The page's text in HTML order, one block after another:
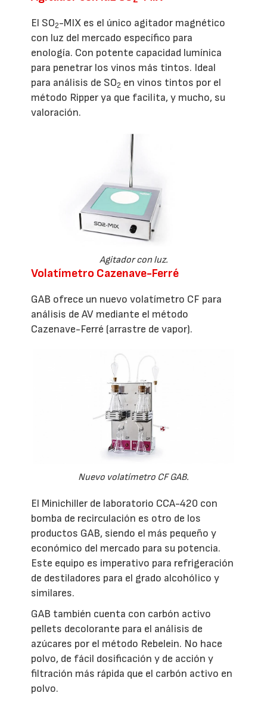
El SO2-MIX es el único agitador magnético
con luz del mercado específico para
enología. Con potente capacidad lumínica
para penetrar los vinos más tintos. Ideal
para análisis de SO2 en vinos tintos por el
método Ripper ya que facilita, y mucho, su
valoración.
Agitador con luz.
Volatímetro Cazenave-Ferré
GAB ofrece un nuevo volatímetro CF para
análisis de AV mediante el método
Cazenave-Ferré (arrastre de vapor).
Nuevo volatímetro CF GAB.
El Minichiller de laboratorio CCA-420 con
bomba de recirculación es otro de los
productos GAB, siendo el más pequeño y
económico del mercado para su potencia.
Este equipo es imperativo para refrigeración
de destiladores para el grado alcohólico y
similares.
GAB también cuenta con carbón activo
pellets decolorante para el análisis de
azúcares por el método Rebelein. No hace
polvo, de fácil dosificación y de acción y
filtración más rápida que el carbón activo en
polvo.